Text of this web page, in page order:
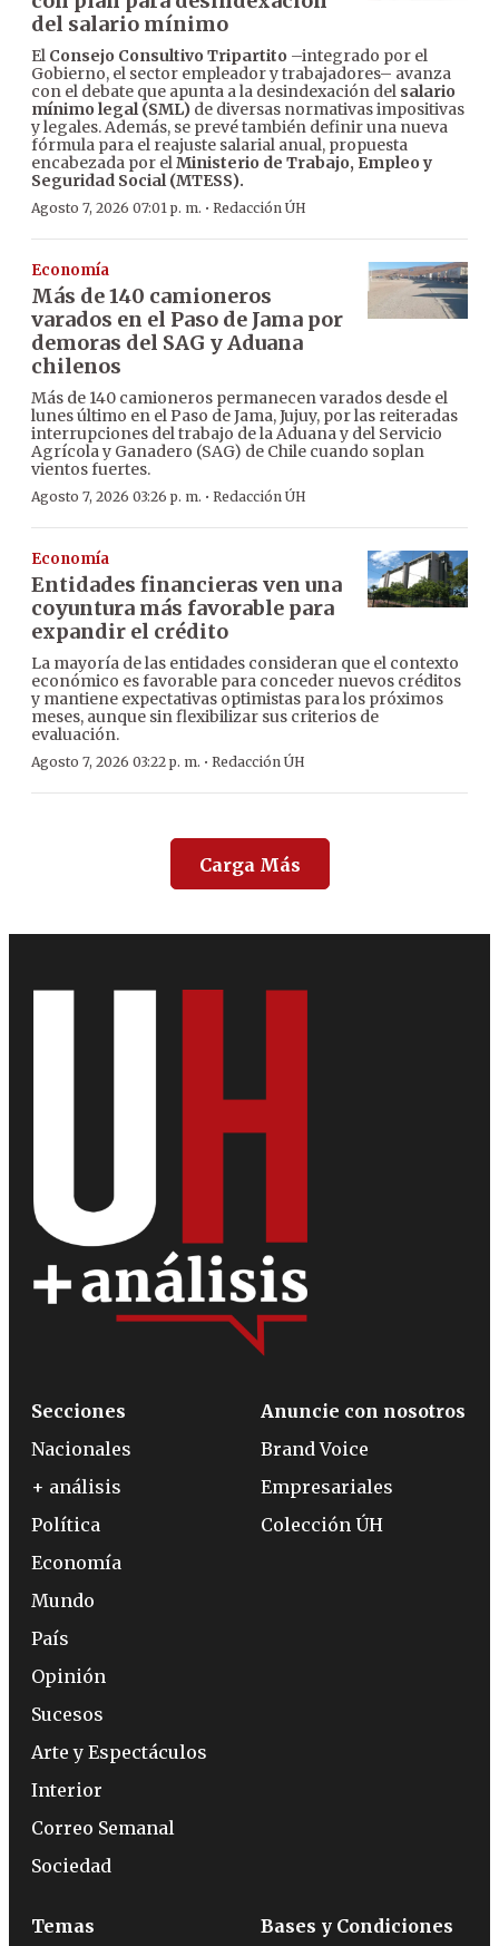
del salario mínimo
El Consejo Consultivo Tripartito –integrado por el
Gobierno, el sector empleador y trabajadores– avanza
con el debate que apunta a la desindexación del salario
mínimo legal (SML) de diversas normativas impositivas
y legales. Además, se prevé también definir una nueva
fórmula para el reajuste salarial anual, propuesta
encabezada por elMinisterio de Trabajo, Empleo y
Seguridad Social (MTESS).
Agosto 7, 2026 07:01 p. m. · Redacción ÚH
Economía
Más de 140 camioneros
varados en el Paso de Jama por
demoras del SAG y Aduana
chilenos
Más de 140 camioneros permanecen varados desde el
lunes último en el Paso de Jama, Jujuy, por las reiteradas
interrupciones del trabajo de la Aduana y del Servicio
Agrícola y Ganadero (SAG) de Chile cuando soplan
vientos fuertes.
Agosto 7, 2026 03:26 p. m. · Redacción ÚH
Economía
Entidades financieras ven una
coyuntura más favorable para
expandir el crédito
La mayoría de las entidades consideran que el contexto
económico es favorable para conceder nuevos créditos
y mantiene expectativas optimistas para los próximos
meses, aunque sin flexibilizar sus criterios de
evaluación.
Agosto 7, 2026 03:22 p. m. · Redacción ÚH
Carga Más
Secciones
Nacionales
+ análisis
Política
Economía
Mundo
País
Opinión
Sucesos
Arte y Espectáculos
Interior
Correo Semanal
Sociedad
Anuncie con nosotros
Brand Voice
Empresariales
Colección ÚH
Temas Bases y Condiciones